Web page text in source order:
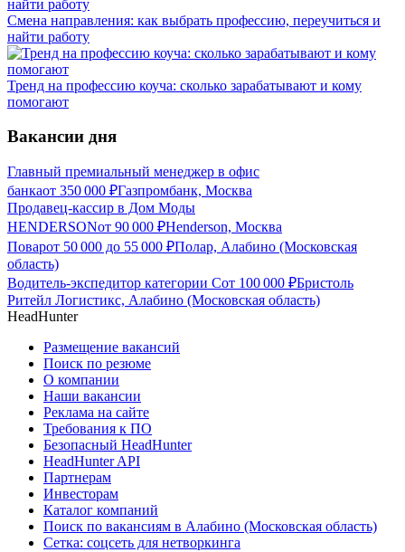
Смена направления: как выбрать профессию, переучиться и
найти работу
Тренд на профессию коуча: сколько зарабатывают и кому
помогают
Вакансии дня
Главный премиальный менеджер в офис
банкаот 350 000 ₽Газпромбанк, Москва
Продавец-кассир в Дом Моды
HENDERSONот 90 000 ₽Henderson, Москва
Поварот 50 000 до 55 000 ₽Полар, Алабино (Московская
область)
Водитель-экспедитор категории Сот 100 000 ₽Бристоль
Ритейл Логистикс, Алабино (Московская область)
HeadHunter
Размещение вакансий
Поиск по резюме
О компании
Наши вакансии
Реклама на сайте
Требования к ПО
Безопасный HeadHunter
HeadHunter API
Партнерам
Инвесторам
Каталог компаний
Поиск по вакансиям в Алабино (Московская область)
Сетка: соцсеть для нетворкинга